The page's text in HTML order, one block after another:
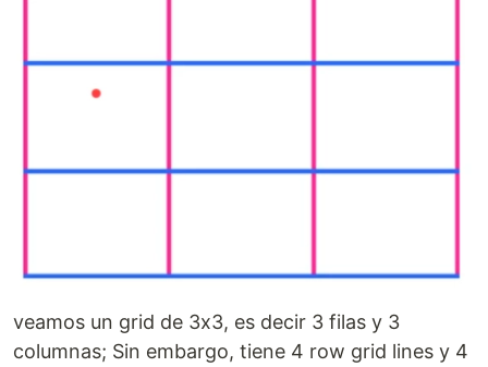
veamos un grid de 3x3, es decir 3 filas y 3
columnas; Sin embargo, tiene 4 row grid lines y 4